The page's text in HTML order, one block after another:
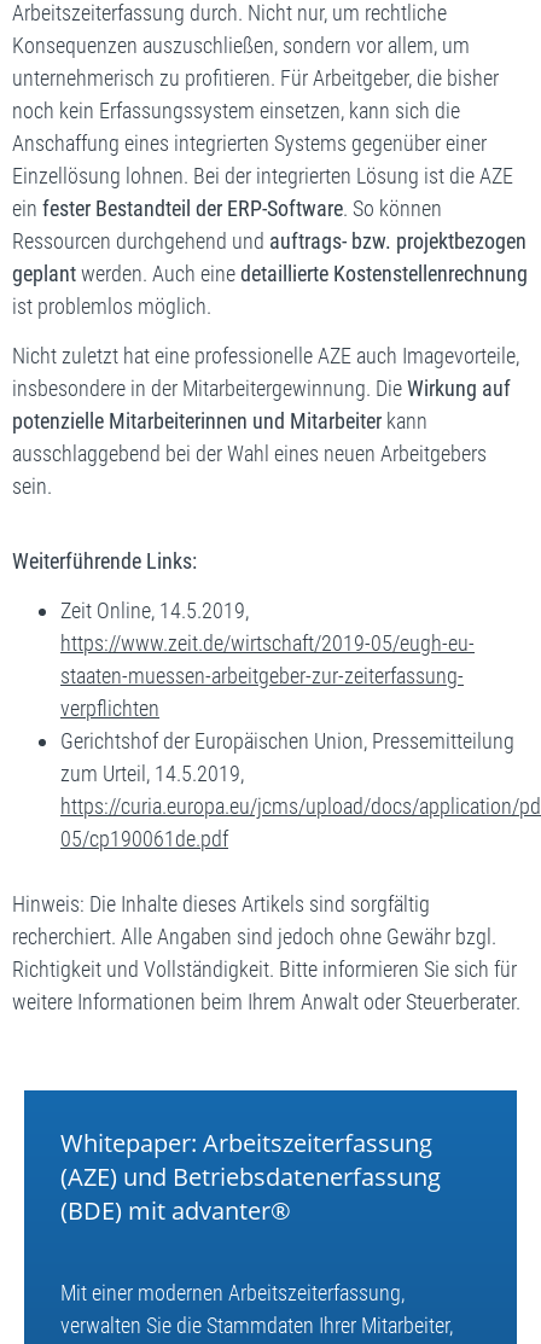
Arbeitszeiterfassung durch. Nicht nur, um rechtliche
Konsequenzen auszuschließen, sondern vor allem, um
unternehmerisch zu profitieren. Für Arbeitgeber, die bisher
noch kein Erfassungssystem einsetzen, kann sich die
Anschaffung eines integrierten Systems gegenüber einer
Einzellösung lohnen. Bei der integrierten Lösung ist die AZE
ein fester Bestandteil der ERP-Software. So können
Ressourcen durchgehend und auftrags- bzw. projektbezogen
geplantwerden. Auch einedetaillierte Kostenstellenrechnung
ist problemlos möglich.
Nicht zuletzt hat eine professionelle AZE auch Imagevorteile,
insbesondere in der Mitarbeitergewinnung. DieWirkung auf
potenzielle Mitarbeiterinnen und Mitarbeiter kann
ausschlaggebend bei der Wahl eines neuen Arbeitgebers
sein.
Weiterführende Links:
Zeit Online, 14.5.2019,
https://www.zeit.de/wirtschaft/2019-05/eugh-eu-
staaten-muessen-arbeitgeber-zur-zeiterfassung-
verpflichten
Gerichtshof der Europäischen Union, Pressemitteilung
zum Urteil, 14.5.2019,
https://curia.europa.eu/jcms/upload/docs/application/
05/cp190061de.pdf
Hinweis: Die Inhalte dieses Artikels sind sorgfältig
recherchiert. Alle Angaben sind jedoch ohne Gewähr bzgl.
Richtigkeit und Vollständigkeit. Bitte informieren Sie sich für
weitere Informationen beim Ihrem Anwalt oder Steuerberater.
Whitepaper: Arbeitszeiterfassung
(AZE) und Betriebsdatenerfassung
(BDE) mit advanter®
Mit einer modernen Arbeitszeiterfassung,
verwalten Sie die Stammdaten Ihrer Mitarbeiter,